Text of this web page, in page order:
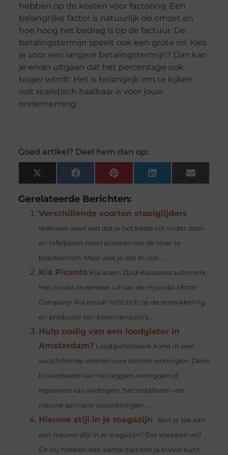
hebben op de kosten voor factoring. Een
belangrijke factor is natuurlijk de omzet en
hoe hoog het bedrag is op de factuur. De
betalingstermijn speelt ook een grote rol. Kies
je voor een langere betalingstermijn? Dan kan
je ervan uitgaan dat het percentage ook
hoger wordt. Het is belangrijk om te kijken
wat realistisch haalbaar is voor jouw
onderneming.
Goed artikel? Deel hem dan op:
X
(Twitter)
FacebookPinterest LinkedIn Email
Gerelateerde Berichten:
Verschillende soorten stoelglijders
Iedereen weet wat dat je het beste vilt onder stoel-
en tafelpoten moet plakken om de vloer te
beschermen. Maar wist je dat er veel...
Kia Picanto Kia is een Zuid-Koreaans automerk.
Het maakt onderdeel uit van de Hyundai Motor
Company. Kia houdt richt zich op de ontwikkeling
en productie van personenauto’s...
Hulp nodig van een loodgieter in
Amsterdam? Loodgieterswerk komt in veel
verschillende vormen voor binnen woningen. Denk
bijvoorbeeld aan het leggen, verleggen of
repareren van leidingen, het installeren van
nieuwe sanitaire voorzieningen...
Nieuwe stijl in je magazijn
Ben je toe aan
een nieuwe stijl in je magazijn? Dat snappen wij!
En wij hebben een aantal tips hoe je ervoor kunt